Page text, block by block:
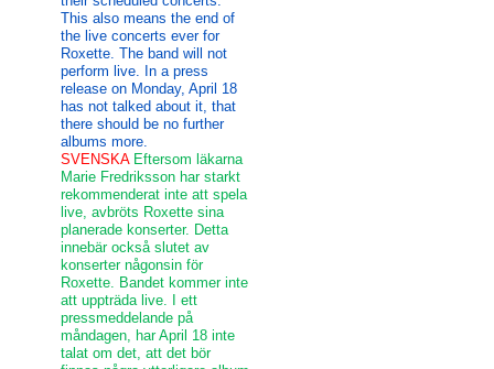
This also means the end of
the live concerts ever for
Roxette. The band will not
perform live. In a press
release on Monday, April 18
has not talked about it, that
there should be no further
albums more.
SVENSKA Eftersom läkarna
Marie Fredriksson har starkt
rekommenderat inte att spela
live, avbröts Roxette sina
planerade konserter. Detta
innebär också slutet av
konserter någonsin för
Roxette. Bandet kommer inte
att uppträda live. I ett
pressmeddelande på
måndagen, har April 18 inte
talat om det, att det bör